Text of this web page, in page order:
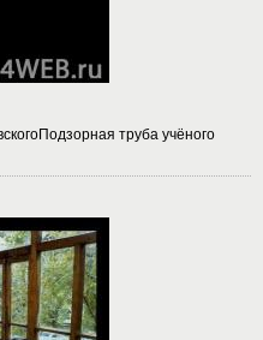
труба учёного